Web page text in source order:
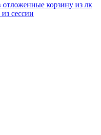
отложенные корзину из лк
сессии